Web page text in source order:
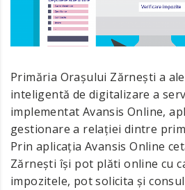
Primăria Orașului Zărnești a
inteligentă de digitalizare a
implementat Avansis Online,
gestionare a relației dintre
Prin aplicația Avansis Online
Zărnești își pot plăti online cu
impozitele, pot solicita și